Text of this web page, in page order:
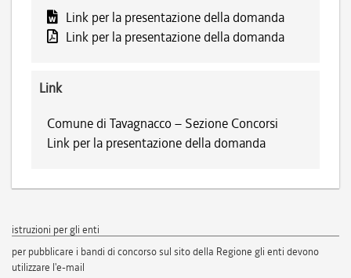
Link per la presentazione della domanda
Link per la presentazione della domanda
Link
Comune di Tavagnacco – Sezione Concorsi
Link per la presentazione della domanda
istruzioni per gli enti
per pubblicare i bandi di concorso sul sito della Regione gli enti devono
utilizzare l'e-mail